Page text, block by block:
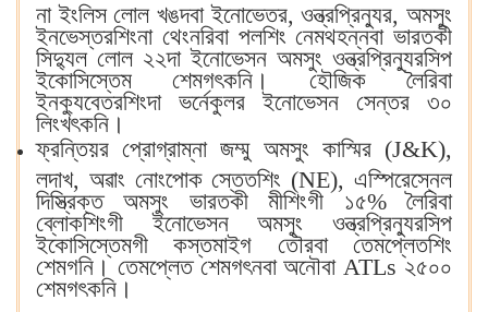
না ইংলিস লোল খঙদবা ইনোভেতর, ওন্ত্রপ্রিন্যুর, অমসুং
ইনভেস্তরশিংনা থেংনরিবা পলশিং নেমথহন্নবা ভারতকী
সিদ্যুল লোল ২২দা ইনোভেসন অমসুং ওন্ত্রপ্রিন্যুরসিপ
ইকোসিস্তেম শেমগৎকনি‍। হৌজিক লৈরিবা
ইনক্যুবেতরশিংদা ভর্নেকুলর ইনোভেসন সেন্তর ৩০
লিংখৎকনি‍।
ফ্রন্তিয়র প্রোগ্রাম্না জম্মু অমসুং কাস্মির (J&K),
লদাখ, অৱাং নোংপোক স্তেতশিং (NE), এস্পিরেস্নেল
দিস্ত্রিক্ত অমসুং ভারতকী মীশিংগী ১৫% লৈরিবা
ব্লোকশিংগী ইনোভেসন অমসুং ওন্ত্রপ্রিন্যুরসিপ
ইকোসিস্তেমগী কস্তমাইগ তৌরবা তেমপ্লেতশিং
শেমগনি‍। তেমপ্লেত শেমগৎনবা অনৌবা ATLs ২৫০০
শেমগৎকনি‍।